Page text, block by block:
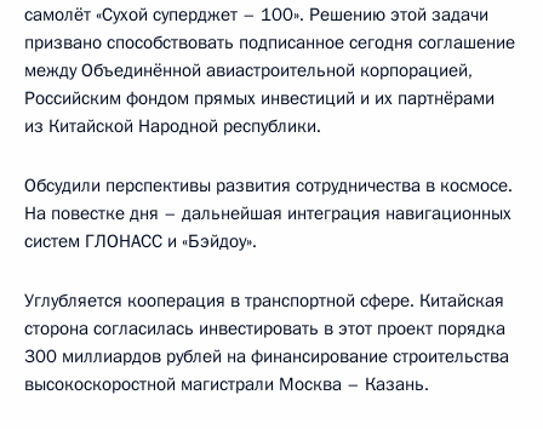
самолёт «Сухой суперджет – 100». Решению этой задачи
призвано способствовать подписанное сегодня соглашение
между Объединённой авиастроительной корпорацией,
Российским фондом прямых инвестиций и их партнёрами
из Китайской Народной республики.
Обсудили перспективы развития сотрудничества в космосе.
На повестке дня – дальнейшая интеграция навигационных
систем ГЛОНАСС и «Бэйдоу».
Углубляется кооперация в транспортной сфере. Китайская
сторона согласилась инвестировать в этот проект порядка
300 миллиардов рублей на финансирование строительства
высокоскоростной магистрали Москва – Казань.